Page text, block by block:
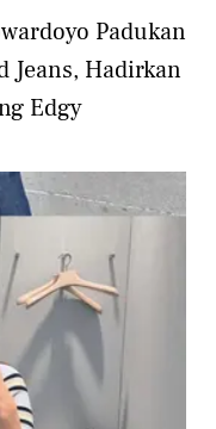
Padukan
Jeans, Hadirkan
Edgy